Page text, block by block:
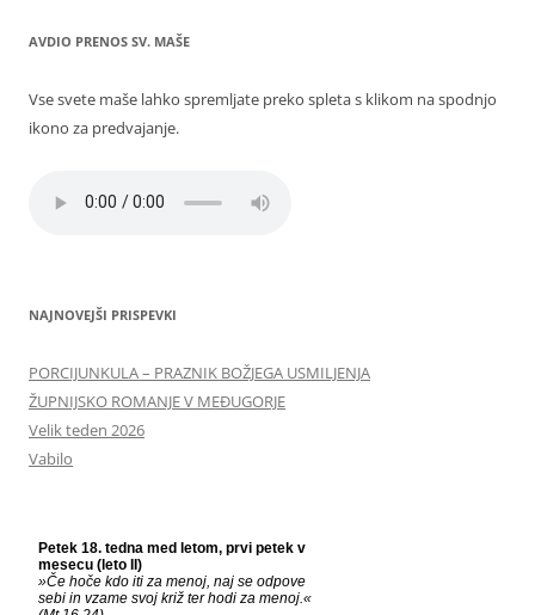
AVDIO PRENOS SV. MAŠE
Vse svete maše lahko spremljate preko spleta s klikom na spodnjo
ikono za predvajanje.
NAJNOVEJŠI PRISPEVKI
PORCIJUNKULA – PRAZNIK BOŽJEGA USMILJENJA
ŽUPNIJSKO ROMANJE V MEĐUGORJE
Velik teden 2026
Vabilo